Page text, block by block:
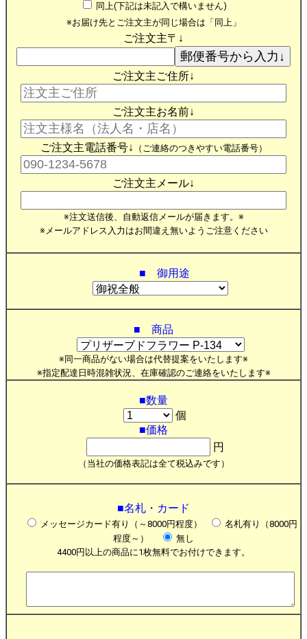
同上(下記は未記入で構いません)
※お届け先とご注文主が同じ場合は「同上」
ご注文主〒↓
ご注文主ご住所↓
ご注文主お名前↓
ご注文主電話番号↓ （ご連絡のつきやすい電話番号）
ご注文主メール↓
※注文送信後、自動返信メールが届きます。※
※メールアドレス入力はお間違え無いようご注意ください
■ 御用途
■ 商品
※同一商品がない場合は代替提案をいたします※
※指定配達日時混雑状況、在庫確認のご連絡をいたします※
■数量
個
■価格
円
（当社の価格表記は全て税込みです）
■名札・カード
メッセージカード有り（～8000円程度）
名札有り（8000円
程度～）
無し
4400円以上の商品に1枚無料でお付けできます。